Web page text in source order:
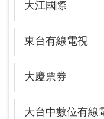
大江國際
東台有線電視
大慶票券
大台中數位有線